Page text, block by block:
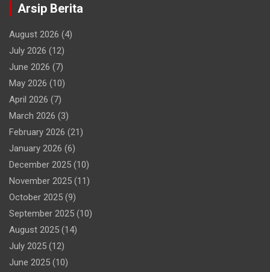
Arsip Berita
August 2026 (4)
July 2026 (12)
June 2026 (7)
May 2026 (10)
April 2026 (7)
March 2026 (3)
February 2026 (21)
January 2026 (6)
December 2025 (10)
November 2025 (11)
October 2025 (9)
September 2025 (10)
August 2025 (14)
July 2025 (12)
June 2025 (10)